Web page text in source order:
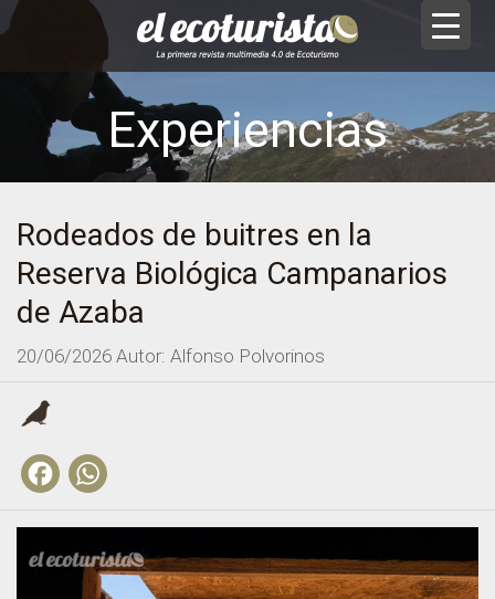
Experiencias
Rodeados de buitres en la
Reserva Biológica Campanarios
de Azaba
20/06/2026 Autor: Alfonso Polvorinos
Facebook